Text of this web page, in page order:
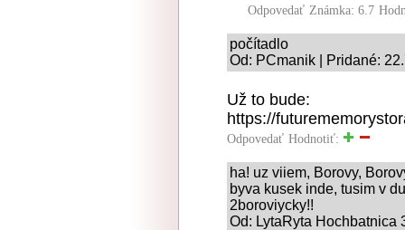
Odpovedať Známka: 6.7
počítadlo
Od: PCmanik | Pridané:
Už to bude:
https://
Odpovedať Hodnotiť:
ha! uz viiem, Borovy,
byva kusek inde, tusim v
2boroviycky!!
Od: LytaRyta Hochbatnica